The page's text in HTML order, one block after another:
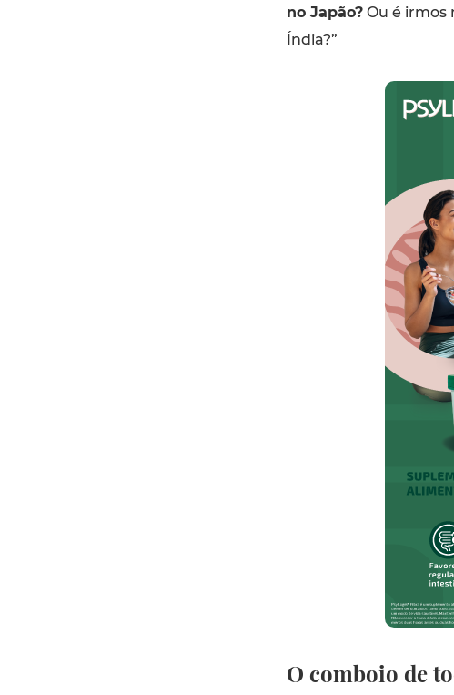
no Japão?Ou é irmos
Índia?”
O comboio de